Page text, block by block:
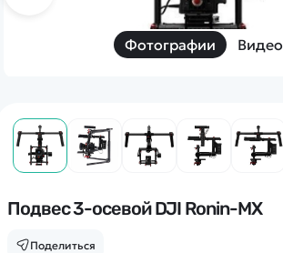
Фотографии Видео
Подвес 3-осевой DJI Ronin-MX
Поделиться
Дополнительный способ связи
WhatsApp/Мобильный
Заказать звонок